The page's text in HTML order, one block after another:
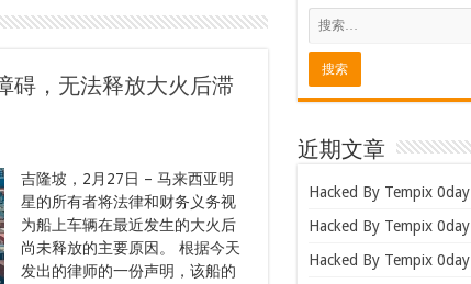
碍，无法释放大火后滞
吉隆坡，2月27日 – 马来西亚明
星的所有者将法律和财务义务视
为船上车辆在最近发生的大火后
尚未释放的主要原因。 根据今天
发出的律师的一份声明，该船的
近期文章
Hacked By Tempix 0day
Hacked By Tempix 0day
Hacked By Tempix 0day